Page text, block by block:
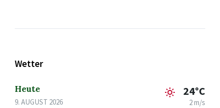
Wetter
Heute
9. AUGUST 2026
24°C
2 m/s